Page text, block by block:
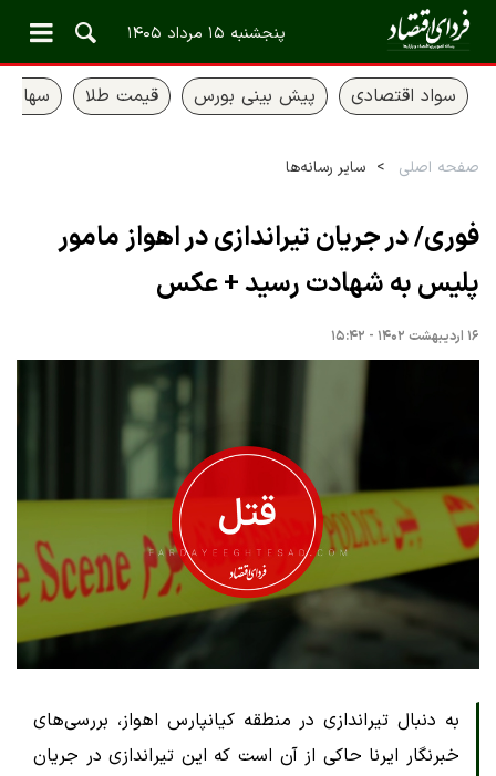
پنجشنبه ۱۵ مرداد ۱۴۰۵
سواد اقتصادی پیش بینی بورس قیمت طلا سهام
صفحه اصلی سایر رسانه‌ها
فوری/ در جریان تیراندازی در اهواز مامور
پلیس به شهادت رسید + عکس
۱۶ اردیبهشت ۱۴۰۲ - ۱۵:۴۲
به دنبال تیراندازی در منطقه کیانپارس اهواز، بررسی‌های
خبرنگار ایرنا حاکی از آن است که این تیراندازی در جریان